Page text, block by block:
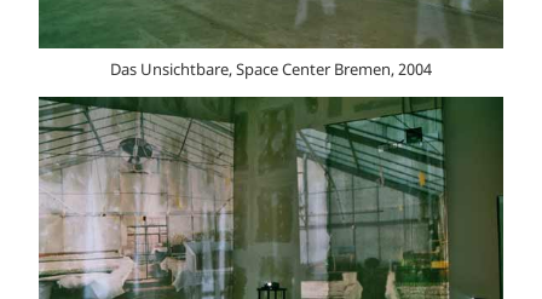
Das Unsichtbare, Space Center Bremen, 2004